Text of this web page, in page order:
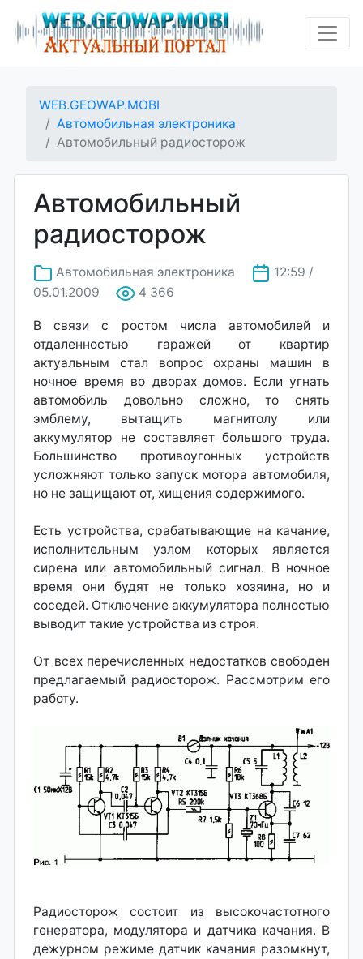
WEB.GEOWAP.MOBI
Автомобильная электроника
Автомобильный радиосторож
Автомобильный
радиосторож
Автомобильная электроника
12:59 /
05.01.2009
4 366
В связи с ростом числа автомобилей и
отдаленностью гаражей от квартир
актуальным стал вопрос охраны машин в
ночное время во дворах домов. Если угнать
автомобиль довольно сложно, то снять
эмблему, вытащить магнитолу или
аккумулятор не составляет большого труда.
Большинство противоугонных устройств
усложняют только запуск мотора автомобиля,
но не защищают от, хищения содержимого.
Есть устройства, срабатывающие на качание,
исполнительным узлом которых является
сирена или автомобильный сигнал. В ночное
время они будят не только хозяина, но и
соседей. Отключение аккумулятора полностью
выводит такие устройства из строя.
От всех перечисленных недостатков свободен
предлагаемый радиосторож. Рассмотрим его
работу.
Радиосторож состоит из высокочастотного
генератора, модулятора и датчика качания. В
дежурном режиме датчик качания разомкнут,